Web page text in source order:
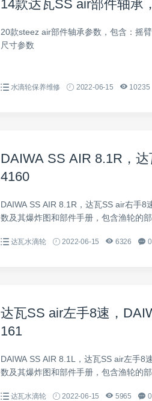
14款达瓦SS air部件轴承
20款steez air部件轴承参数，包含：摇
尺寸参数
水滴轮保养维修 2022-06-15 10235
DAIWA SS AIR 8.1R，
4160
DAIWA SS AIR 8.1R，达瓦SS air右手
数及其爆炸图和部件手册，包含渔轮的
达瓦水滴轮 2022-06-15 6326 0
达瓦SS air左手8速，
161
DAIWA SS AIR 8.1L，达瓦SS air左手8
数及其爆炸图和部件手册，包含渔轮的
达瓦水滴轮 2022-06-15 5965 0